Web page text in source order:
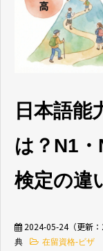
料金
採用事例
日本語能
は？N1
検定の違
2024-05-24（更新：
典
在留資格-ビザ